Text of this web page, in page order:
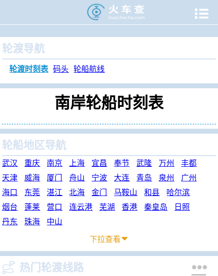

轮渡导航
轮渡时刻表 码头 轮船航线
南岸轮船时刻表
轮船地区导航
武汉 重庆 南京 上海 宜昌 奉节 武隆 万州
丰都
天津
威海 厦门 舟山 宁波 大连 青岛 泉州
广州
海口
东莞 湛江 北海 金门 马鞍山 和县
哈尔滨
烟台
蓬莱 营口 连云港 芜湖 香港 秦皇岛
日照
丹东
珠海 中山
下拉查看
 热门轮渡线路 